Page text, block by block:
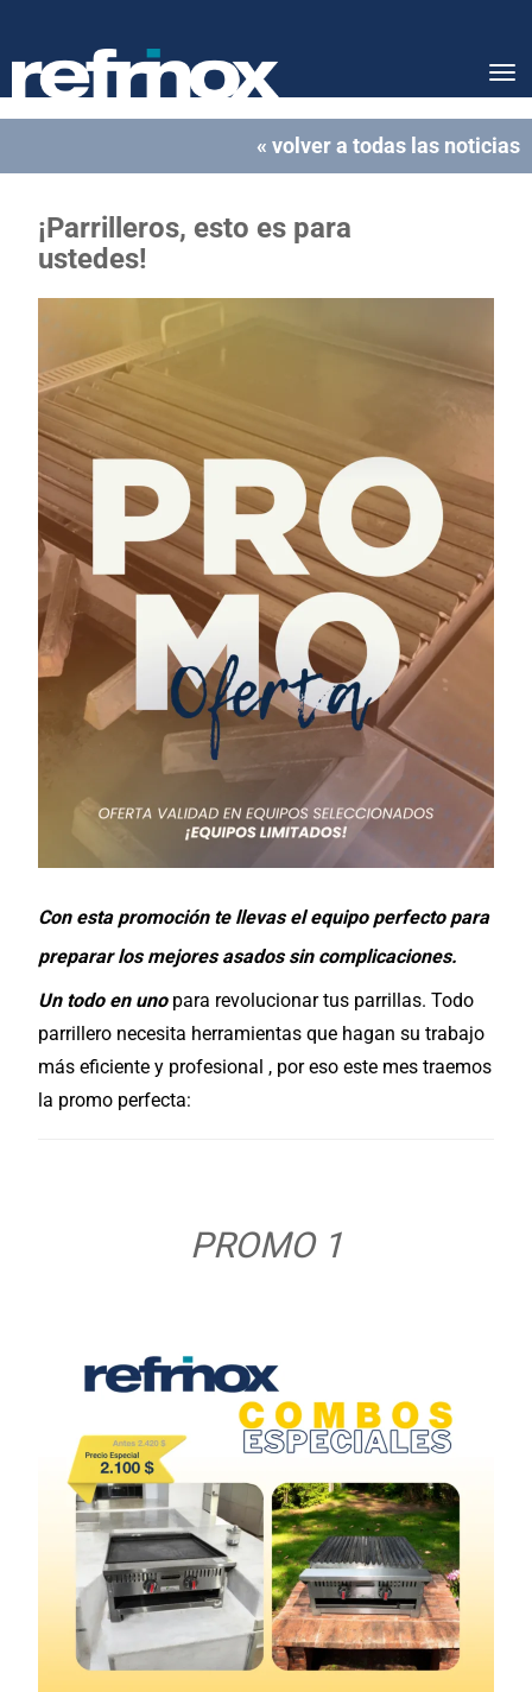
« volver a todas las noticias
¡Parrilleros, esto es para
ustedes!
Con esta promoción te llevas el equipo perfecto para
preparar los mejores asados sin complicaciones.
Un todo en uno para revolucionar tus parrillas. Todo
parrillero necesita herramientas que hagan su trabajo
más eficiente y profesional , por eso este mes traemos
la promo perfecta:
PROMO 1